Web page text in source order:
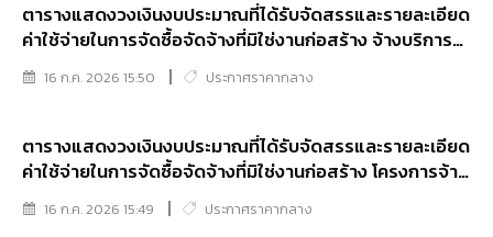
ตารางแสดงวงเงินงบประมาณที่ได้รับจัดสรรและรายละเอียด
ค่าใช้จ่ายในการจัดซื้อจัดจ้างที่มิใช่งานก่อสร้าง จ้างบริการ
บำรุงรักษาดูแลอุปกรณ์เครือข่ายและความมั่นคงปลอดภัย
ข้อมูลสารสนเทศ ประจำปีงบประมาณ พ.ศ.2569
16 ก.ค. 2026 15:50 ประกาศราคากลาง
ตารางแสดงวงเงินงบประมาณที่ได้รับจัดสรรและรายละเอียด
ค่าใช้จ่ายในการจัดซื้อจัดจ้างที่มิใช่งานก่อสร้าง โครงการจ้าง
บริการบำรุงรักษาและดูแลระบบฐานข้อมูลกลางในการจัดเก้บ
และสืบค้นข้อมูลบุคคลสูบหายและพิสูจน์ศพนิรนาม (ค.พ.ศ.)
16 ก.ค. 2026 15:49 ประกาศราคากลาง